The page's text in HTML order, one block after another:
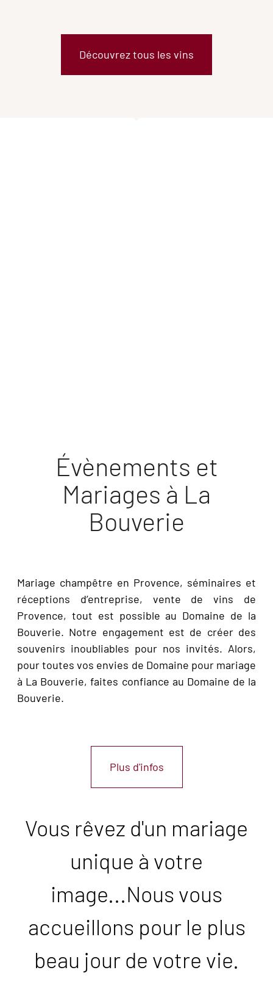
Découvrez tous les vins
Évènements et
Mariages à La
Bouverie
Mariage champêtre en Provence, séminaires et
réceptions d’entreprise, vente de vins de
Provence, tout est possible au Domaine de la
Bouverie. Notre engagement est de créer des
souvenirs inoubliables pour nos invités. Alors,
pour toutes vos envies de Domaine pour mariage
à La Bouverie, faites confiance au Domaine de la
Bouverie.
Plus d'infos
Vous rêvez d'un mariage
unique à votre
image...Nous vous
accueillons pour le plus
beau jour de votre vie.